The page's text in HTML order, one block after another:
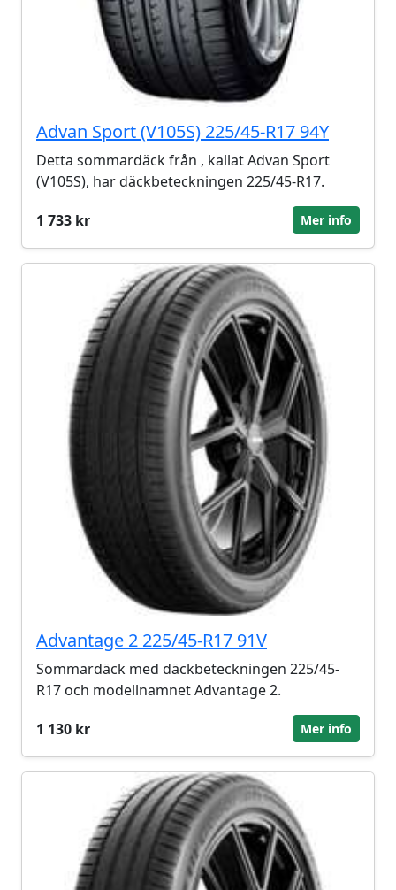
Advan Sport (V105S) 225/45-R17 94Y
Detta sommardäck från , kallat Advan Sport
(V105S), har däckbeteckningen 225/45-R17.
1 733 kr
Mer info
Advantage 2 225/45-R17 91V
Sommardäck med däckbeteckningen 225/45-
R17 och modellnamnet Advantage 2.
1 130 kr
Mer info